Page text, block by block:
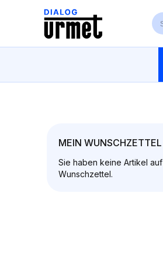
MEIN WUNSCHZETTEL
Sie haben keine Artikel auf
Wunschzettel.